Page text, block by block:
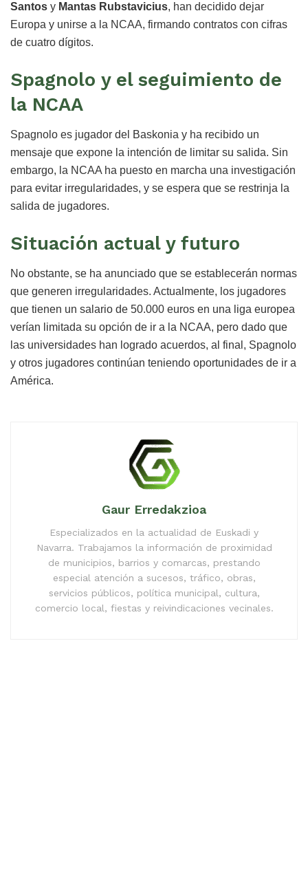
Santos y Mantas Rubstavicius, han decidido dejar
Europa y unirse a la NCAA, firmando contratos con cifras
de cuatro dígitos.
Spagnolo y el seguimiento de
la NCAA
Spagnolo es jugador del Baskonia y ha recibido un
mensaje que expone la intención de limitar su salida. Sin
embargo, la NCAA ha puesto en marcha una investigación
para evitar irregularidades, y se espera que se restrinja la
salida de jugadores.
Situación actual y futuro
No obstante, se ha anunciado que se establecerán normas
que generen irregularidades. Actualmente, los jugadores
que tienen un salario de 50.000 euros en una liga europea
verían limitada su opción de ir a la NCAA, pero dado que
las universidades han logrado acuerdos, al final, Spagnolo
y otros jugadores continúan teniendo oportunidades de ir a
América.
Gaur Erredakzioa
Especializados en la actualidad de Euskadi y
Navarra. Trabajamos la información de proximidad
de municipios, barrios y comarcas, prestando
especial atención a sucesos, tráfico, obras,
servicios públicos, política municipal, cultura,
comercio local, fiestas y reivindicaciones vecinales.